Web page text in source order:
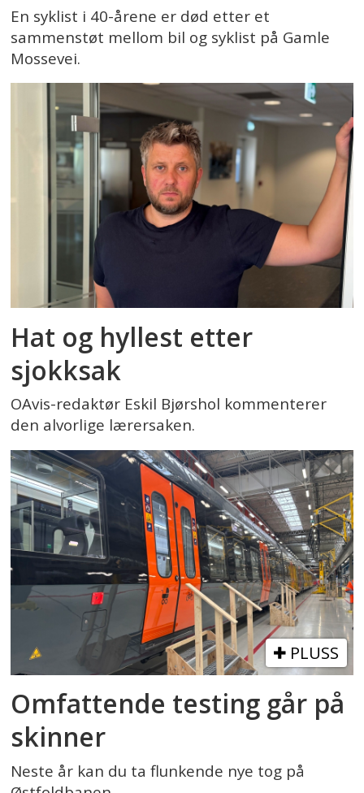
En syklist i 40-årene er død etter et
sammenstøt mellom bil og syklist på Gamle
Mossevei.
Hat og hyllest etter
sjokksak
OAvis-redaktør Eskil Bjørshol kommenterer
den alvorlige lærersaken.
PLUSS
Omfattende testing går på
skinner
Neste år kan du ta flunkende nye tog på